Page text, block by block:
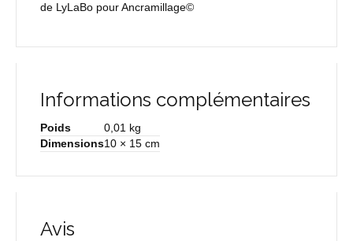
de LyLaBo pour Ancramillage©
Informations complémentaires
Poids
0,01 kg
Dimensions10 × 15 cm
Avis